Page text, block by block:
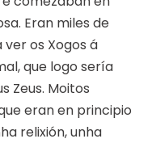
Eran miles de
os Xogos á
que logo sería
Zeus. Moitos
eran en principio
relixión, unha